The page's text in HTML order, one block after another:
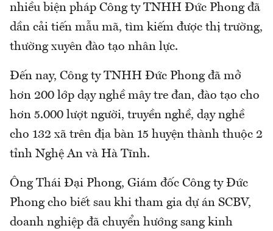
nhiều biện pháp Công ty TNHH Đức Phong đã
dần cải tiến mẫu mã, tìm kiếm được thị trường,
thường xuyên đào tạo nhân lực.
Đến nay, Công ty TNHH Đức Phong đã mở
hơn 200 lớp dạy nghề mây tre đan, đào tạo cho
hơn 5.000 lượt người, truyền nghề, dạy nghề
cho 132 xã trên địa bàn 15 huyện thành thuộc 2
tỉnh Nghệ An và Hà Tĩnh.
Ông Thái Đại Phong, Giám đốc Công ty Đức
Phong cho biết sau khi tham gia dự án SCBV,
doanh nghiệp đã chuyển hướng sang kinh